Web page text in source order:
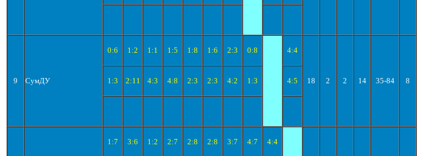
9 СумДУ
0:6 1:2 1:1 1:5 1:8 1:6 2:3 0:8 4:4
18 2 2 14 35-84 8
1:3 2:11 4:3 4:8 2:3 2:3 4:2 1:3 4:5
1:7 3:6 1:2 2:7 2:8 2:8 3:7 4:7 4:4